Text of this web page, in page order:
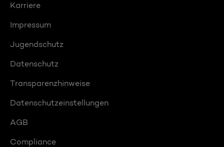
Karriere
Impressum
Jugendschutz
Datenschutz
Transparenzhinweise
Datenschutzeinstellungen
AGB
Compliance